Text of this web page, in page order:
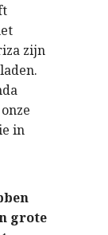
zijn
in
grote